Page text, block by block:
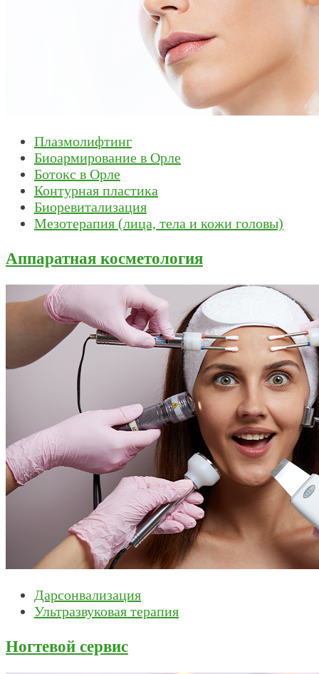
Плазмолифтинг
Биоармирование в Орле
Ботокс в Орле
Контурная пластика
Биоревитализация
Мезотерапия (лица, тела и кожи головы)
Аппаратная косметология
Дарсонвализация
Ультразвуковая терапия
Ногтевой сервис